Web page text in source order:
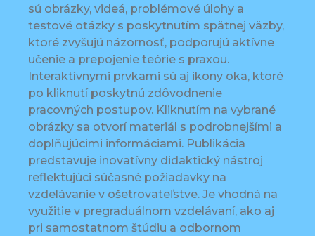
sú obrázky, videá, problémové úlohy a
testové otázky s poskytnutím spätnej väzby,
ktoré zvyšujú názornosť, podporujú aktívne
učenie a prepojenie teórie s praxou.
Interaktívnymi prvkami sú aj ikony oka, ktoré
po kliknutí poskytnú zdôvodnenie
pracovných postupov. Kliknutím na vybrané
obrázky sa otvorí materiál s podrobnejšími a
doplňujúcimi informáciami. Publikácia
predstavuje inovatívny didaktický nástroj
reflektujúci súčasné požiadavky na
vzdelávanie v ošetrovateľstve. Je vhodná na
využitie v pregraduálnom vzdelávaní, ako aj
pri samostatnom štúdiu a odbornom